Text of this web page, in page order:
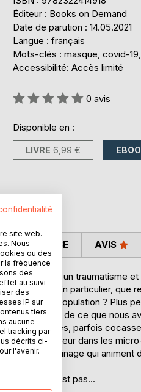
Éditeur : Books on Demand
Date de parution : 14.05.2021
Langue : français
Mots-clés : masque, covid-
Accessibilité: Accès limité
Évaluation:
0 avis
Disponible en :
LIVRE 6,99 €
est à la fois un traumatisme
terminé ? En particulier, que
d'une population ? Plus
le souvenir de ce que nous
amères, parfois
le lecteur dans les
de voisinage qui animent
ce qui ne l'est pas...
PRESSE AVIS
site web.
Nous
ou des
la fréquence
des
au suivi
des
IP sur
tiers
aucune
tracking par
décrits ci-
l'avenir.